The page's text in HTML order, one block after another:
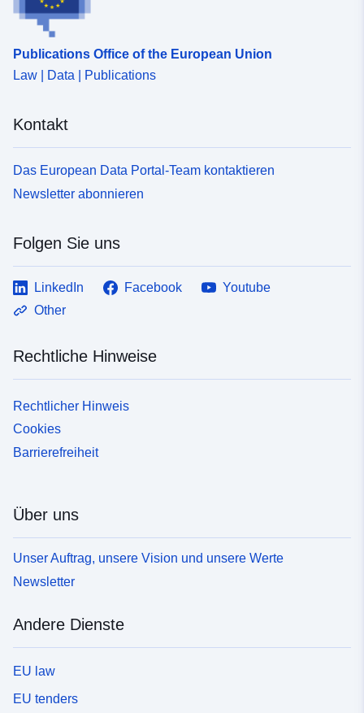
Zugangsrechte:
Ist Version von:
Typ:
Ressource:
http://purl.org/dc/dcmitype/Dataset
Publications Office of the European Union
Law | Data | Publications
Kontakt
Das European Data Portal-Team kontaktieren
Newsletter abonnieren
Folgen Sie uns
LinkedIn Facebook
Youtube
Other
Rechtliche Hinweise
Rechtlicher Hinweis
Cookies
Barrierefreiheit
Über uns
Unser Auftrag, unsere Vision und unsere Werte
Newsletter
Andere Dienste
EU law
EU tenders